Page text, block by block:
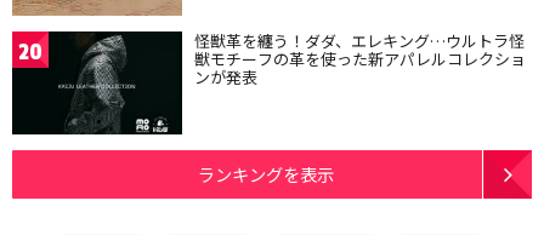
20 怪獣革を纏う！ダダ、エレキング…ウルトラ怪
獣モチーフの革を使った新アパレルコレクショ
ンが発表
ランキングを表示